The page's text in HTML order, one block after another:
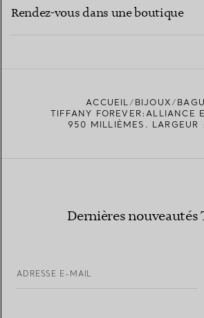
Rendez-vous dans une boutique
TROUVEZ LA BOUTIQUE LA PLUS PROCHE
ACCUEIL BIJOUX
TIFFANY FOREVER:ALLIANCE
950 MILLIÈMES.
Dernières nouveautés
ADRESSE E-MAIL